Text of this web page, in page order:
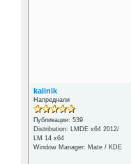
kalinik
Напреднали
Публикации: 539
Distribution: LMDE x64 2012/
LM 14 x64
Window Manager: Mate / KDE